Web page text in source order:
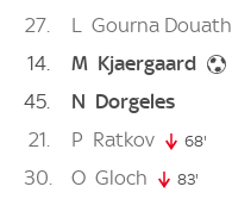
27 L Gourna Douath
14 M Kjaergaard
45 N Dorgeles
21
P Ratkov 68'
30 O Gloch 83'